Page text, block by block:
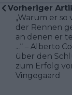
Vorheriger
„Warum er so
der Rennen
an denen er
...“ – Alberto
über den
zum Erfolg
Vingegaard